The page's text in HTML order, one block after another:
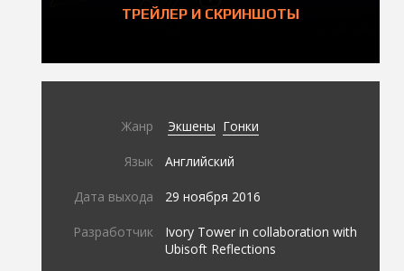
ТРЕЙЛЕР И СКРИНШОТЫ
Жанр Экшены Гонки
Язык Английский
Дата выхода 29 ноября 2016
Разработчик
Ivory Tower in collaboration with
Ubisoft Reflections